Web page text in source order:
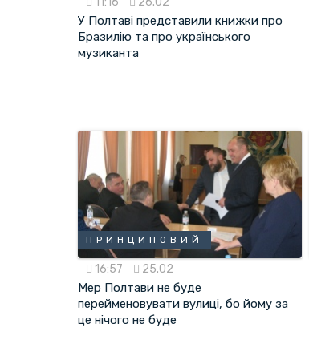
У Полтаві представили книжки про
Бразилію та про українського
музиканта
ПРИНЦИПОВИЙ
16:57 25.02
Мер Полтави не буде
перейменовувати вулиці, бо йому за
це нічого не буде